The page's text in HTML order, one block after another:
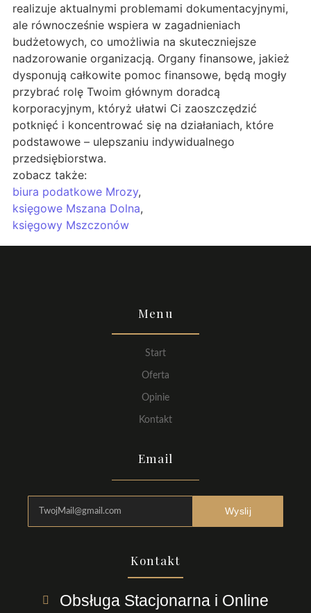
realizuje aktualnymi problemami dokumentacyjnymi,
ale równocześnie wspiera w zagadnieniach
budżetowych, co umożliwia na skuteczniejsze
nadzorowanie organizacją. Organy finansowe, jakież
dysponują całkowite pomoc finansowe, będą mogły
przybrać rolę Twoim głównym doradcą
korporacyjnym, któryż ułatwi Ci zaoszczędzić
potknięć i koncentrować się na działaniach, które
podstawowe – ulepszaniu indywidualnego
przedsiębiorstwa.
zobacz także:
biura podatkowe Mrozy,
księgowe Mszana Dolna,
księgowy Mszczonów
Menu
Start
Oferta
Opinie
Kontakt
Email
Wyslij
Kontakt
Obsługa Stacjonarna i Online